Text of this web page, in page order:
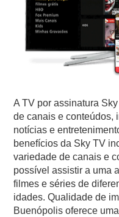
A TV por assinatura
de canais e conteúdos,
notícias e
benefícios da Sky TV
variedade de canais e
possível assistir a uma
filmes e séries de
idades. Qualidade de
Buenópolis oferece